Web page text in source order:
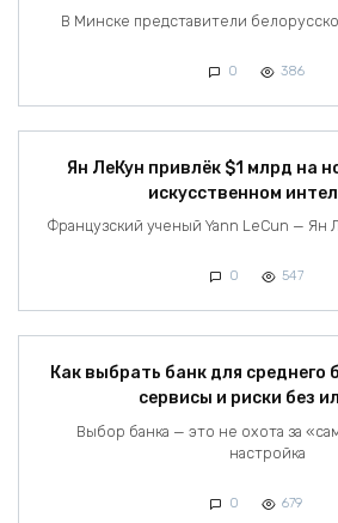
В Минске представители
0 386
Ян ЛеКун привлёк $1 млрд на
искусственном
Французский ученый Yann LeCun — Ян
0 547
Как выбрать банк для среднего
сервисы и риски без
Выбор банка — это не охота за
настройка
0 679